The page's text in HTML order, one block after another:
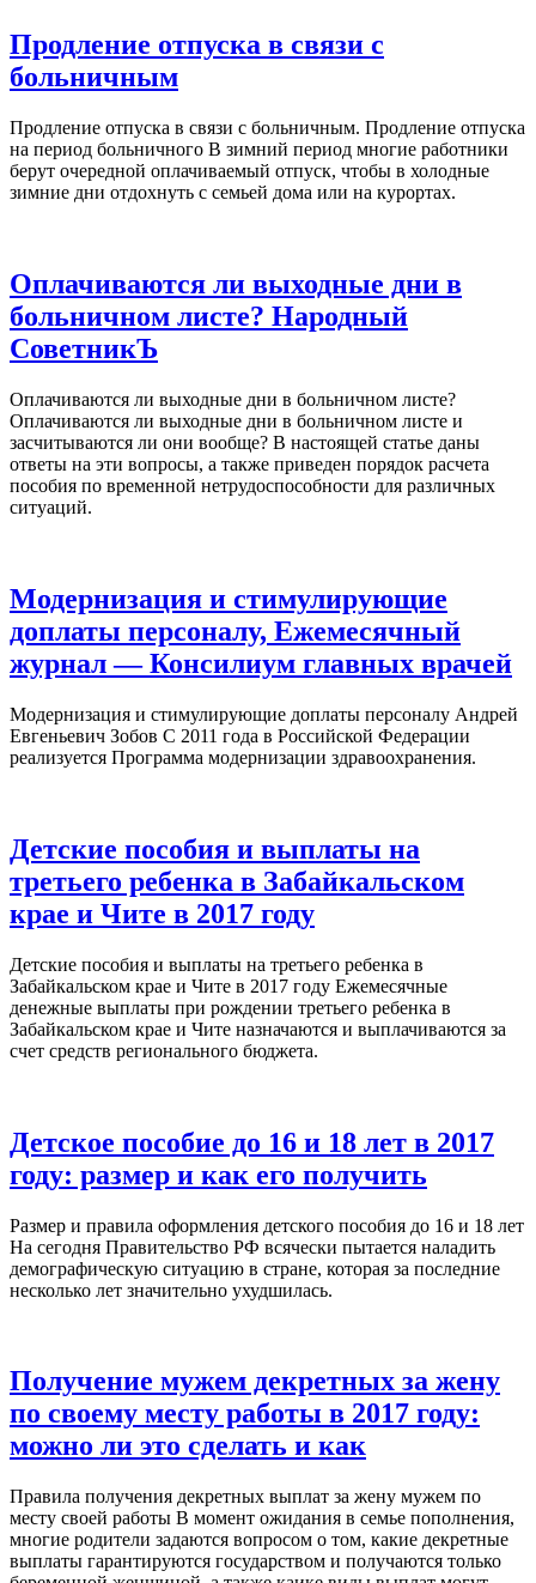
Продление отпуска в связи с
больничным
Продление отпуска в связи с больничным. Продление отпуска
на период больничного В зимний период многие работники
берут очередной оплачиваемый отпуск, чтобы в холодные
зимние дни отдохнуть с семьей дома или на курортах.
Оплачиваются ли выходные дни в
больничном листе? Народный
СоветникЪ
Оплачиваются ли выходные дни в больничном листе?
Оплачиваются ли выходные дни в больничном листе и
засчитываются ли они вообще? В настоящей статье даны
ответы на эти вопросы, а также приведен порядок расчета
пособия по временной нетрудоспособности для различных
ситуаций.
Модернизация и стимулирующие
доплаты персоналу, Ежемесячный
журнал — Консилиум главных врачей
Модернизация и стимулирующие доплаты персоналу Андрей
Евгеньевич Зобов С 2011 года в Российской Федерации
реализуется Программа модернизации здравоохранения.
Детские пособия и выплаты на
третьего ребенка в Забайкальском
крае и Чите в 2017 году
Детские пособия и выплаты на третьего ребенка в
Забайкальском крае и Чите в 2017 году Ежемесячные
денежные выплаты при рождении третьего ребенка в
Забайкальском крае и Чите назначаются и выплачиваются за
счет средств регионального бюджета.
Детское пособие до 16 и 18 лет в 2017
году: размер и как его получить
Размер и правила оформления детского пособия до 16 и 18 лет
На сегодня Правительство РФ всячески пытается наладить
демографическую ситуацию в стране, которая за последние
несколько лет значительно ухудшилась.
Получение мужем декретных за жену
по своему месту работы в 2017 году:
можно ли это сделать и как
Правила получения декретных выплат за жену мужем по
месту своей работы В момент ожидания в семье пополнения,
многие родители задаются вопросом о том, какие декретные
выплаты гарантируются государством и получаются только